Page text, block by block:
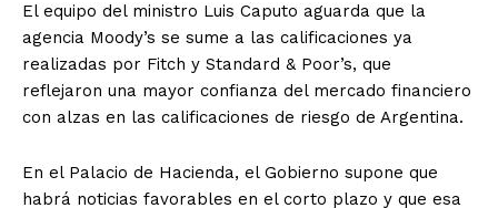
El equipo del ministro Luis Caputo aguarda que la
agencia Moody’s se sume a las calificaciones ya
realizadas por Fitch y Standard & Poor’s, que
reflejaron una mayor confianza del mercado financiero
con alzas en las calificaciones de riesgo de Argentina.
En el Palacio de Hacienda, el Gobierno supone que
habrá noticias favorables en el corto plazo y que esa